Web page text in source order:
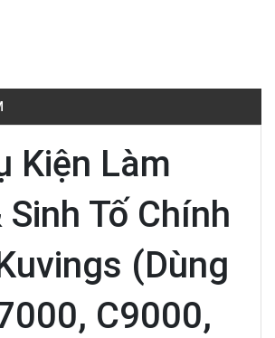
Kiện Làm
Sinh Tố Chính
(Dùng
C9000,